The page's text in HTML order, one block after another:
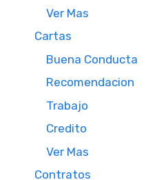
Ver Mas
Cartas
Buena Conducta
Recomendacion
Trabajo
Credito
Ver Mas
Contratos